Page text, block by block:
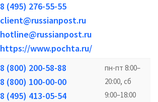
8 (495) 276-55-55
client@russianpost.ru
hotline@russianpost.ru
https://www.pochta.ru/
8 (800) 200-58-88
8 (800) 100-00-00
8 (495) 413-05-54
пн-пт 8:00–
20:00, сб
9:00–18:00